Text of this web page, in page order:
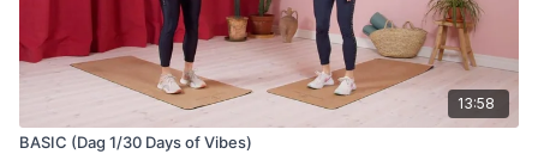
13:58
BASIC (Dag 1/30 Days of Vibes)